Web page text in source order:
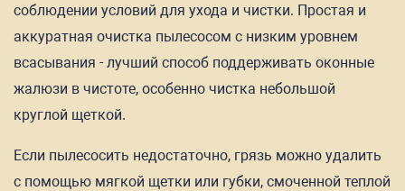
соблюдении условий для ухода и чистки. Простая и
аккуратная очистка пылесосом с низким уровнем
всасывания - лучший способ поддерживать оконные
жалюзи в чистоте, особенно чистка небольшой
круглой щеткой.
Если пылесосить недостаточно, грязь можно удалить
с помощью мягкой щетки или губки, смоченной теплой